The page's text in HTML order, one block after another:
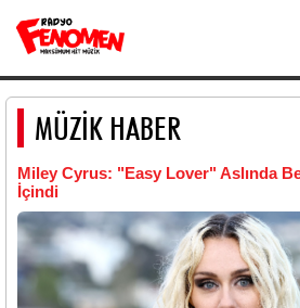
MÜZİK HABER
Miley Cyrus: "Easy Lover" Aslında
İçindi